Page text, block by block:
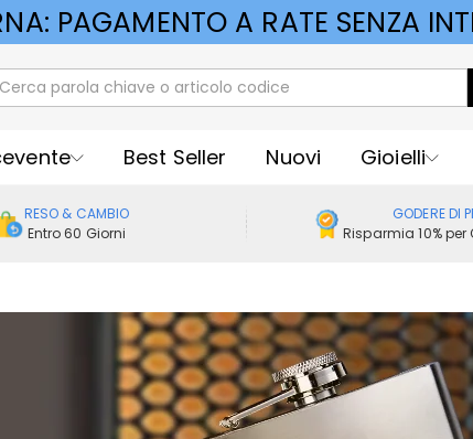
PAGAMENTO A RATE SENZA
Best Seller Nuovi Gioielli
RESO & CAMBIO
Entro 60 Giorni
GODERE DI
Risparmia 10% per